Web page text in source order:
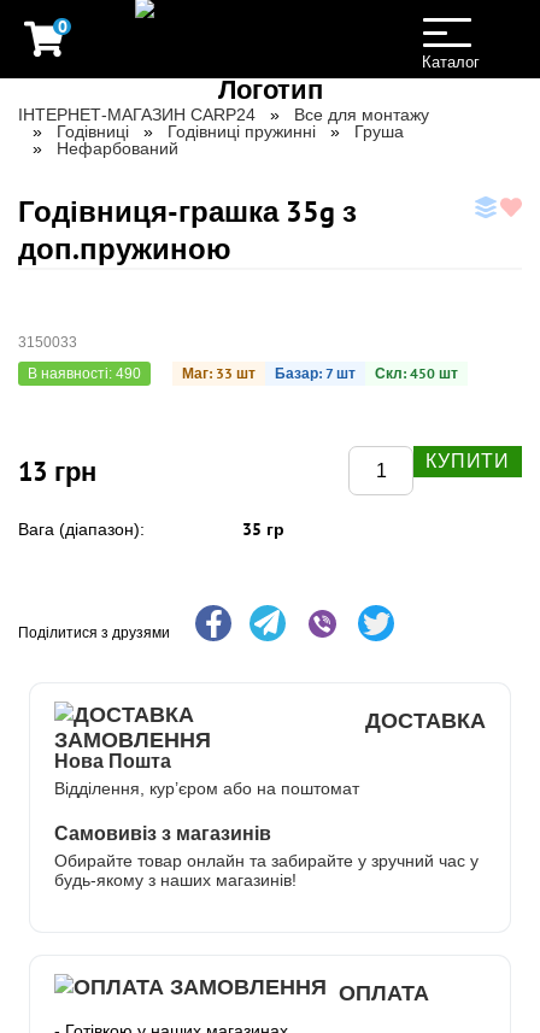
0
Toggle
navigation
Каталог
ІНТЕРНЕТ-МАГАЗИН CARP24
Все для монтажу
Годівниці
Годівниці пружинні
Груша
Нефарбований
Годівниця-грашка 35g з
доп.пружиною
3150033
В наявності: 490
Маг: 33 шт Базар: 7 шт Скл: 450 шт
13 грн КУПИТИ
Вага (діапазон): 35 гр
Поділитися з друзями
ДОСТАВКА
Нова Пошта
Відділення, кур’єром або на поштомат
Самовивіз з магазинів
Обирайте товар онлайн та забирайте у зручний час у
будь-якому з наших магазинів!
ОПЛАТА